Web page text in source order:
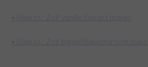
• How to : Zelf Vanille Extract maken
• How to : Zelf Banketbakkersroom maken